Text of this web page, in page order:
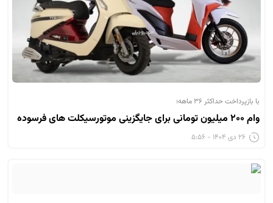
با بازپرداخت حداکثر ۳۶ ماهه؛
وام ۲۰۰ میلیون تومانی برای جایگزینی موتورسیکلت های فرسوده
۲۶ دی ۱۴۰۴ - ۵:۵۶